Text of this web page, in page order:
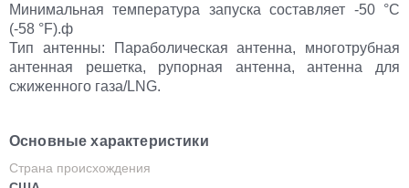
Минимальная температура запуска составляет -50 °C
(-58 °F).ф
Тип антенны: Параболическая антенна, многотрубная
антенная решетка, рупорная антенна, антенна для
сжиженного газа/LNG.
Основные характеристики
Страна происхождения